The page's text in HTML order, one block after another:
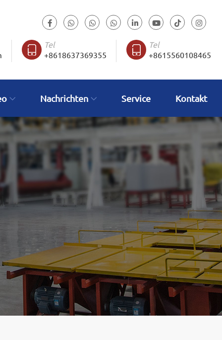
Tel
+8615560108465
Tel
+8618637369355
Nachrichten Service Kontakt